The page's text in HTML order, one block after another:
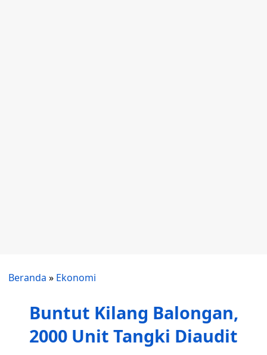
Beranda » Ekonomi
Buntut Kilang Balongan,
2000 Unit Tangki Diaudit